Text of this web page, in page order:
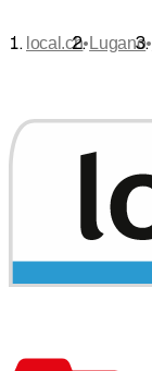
local.ch•Lugano•